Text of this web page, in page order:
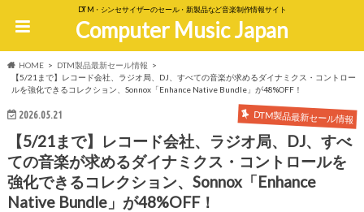
DTM・シンセサイザーのセール・新製品など音楽制作情報サイト
Computer Music Japan
HOME
DTM製品最新セール情報
【5/21まで】レコード会社、ラジオ局、DJ、すべての音楽が求めるダイナミクス・コントロー
ルを強化できるコレクション、Sonnox「Enhance Native Bundle」が48%OFF！
2026.05.21 DTM製品最新セール情報
【5/21まで】レコード会社、ラジオ局、DJ、すべ
ての音楽が求めるダイナミクス・コントロールを
強化できるコレクション、Sonnox「Enhance
Native Bundle」が48%OFF！